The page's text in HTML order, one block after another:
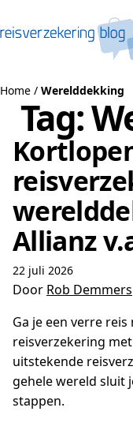
Home / Werelddekking
Tag:
Allianz
22 juli 2026
Door Rob Demmers
Ga je een verre reis
reisverzekering
uitstekende
gehele wereld sluit
stappen.